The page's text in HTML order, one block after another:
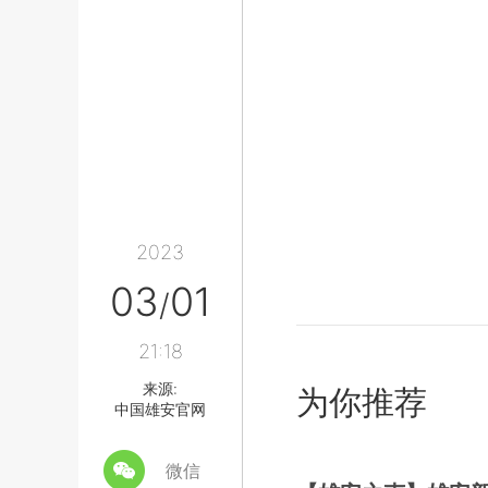
2023
03/01
21:18
来源:
中国雄安官网
微信
为你推荐